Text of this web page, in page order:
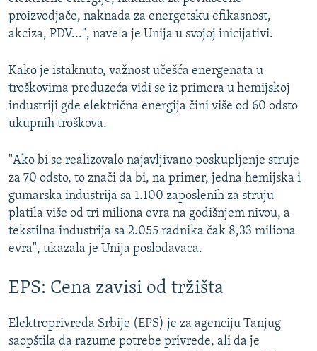
proizvodjače, naknada za energetsku efikasnost,
akciza, PDV...", navela je Unija u svojoj inicijativi.
Kako je istaknuto, važnost učešća energenata u
troškovima preduzeća vidi se iz primera u hemijskoj
industriji gde električna energija čini više od 60 odsto
ukupnih troškova.
"Ako bi se realizovalo najavljivano poskupljenje struje
za 70 odsto, to znači da bi, na primer, jedna hemijska i
gumarska industrija sa 1.100 zaposlenih za struju
platila više od tri miliona evra na godišnjem nivou, a
tekstilna industrija sa 2.055 radnika čak 8,33 miliona
evra", ukazala je Unija poslodavaca.
EPS: Cena zavisi od tržišta
Elektroprivreda Srbije (EPS) je za agenciju Tanjug
saopštila da razume potrebe privrede, ali da je